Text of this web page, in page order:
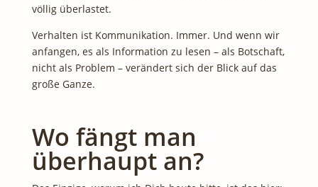
völlig überlastet.
Verhalten ist Kommunikation. Immer. Und wenn wir
anfangen, es als Information zu lesen – als Botschaft,
nicht als Problem – verändert sich der Blick auf das
große Ganze.
Wo fängt man
überhaupt an?